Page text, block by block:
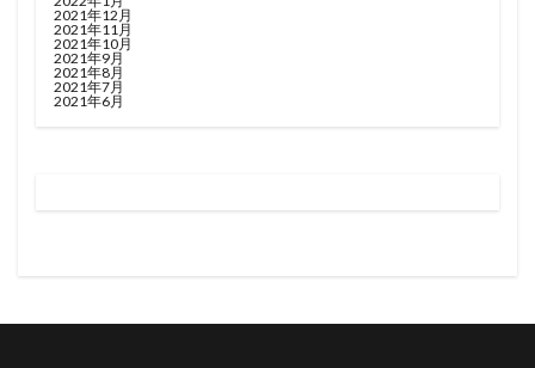
2021年12月
2021年11月
2021年10月
2021年9月
2021年8月
2021年7月
2021年6月